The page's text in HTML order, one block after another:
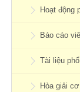
Hoạt động
Báo cáo
Tài liệu
Hòa giải